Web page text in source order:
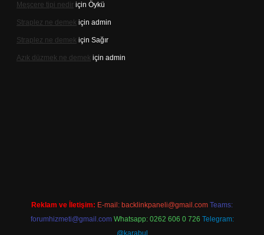
Meşcere tipi nedir için Öykü
Straplez ne demek için admin
Straplez ne demek için Sağır
Azık düzmek ne demek için admin
Reklam ve İletişim: E-mail: backlinkpaneli@gmail.com Teams:
forumhizmeti@gmail.com Whatsapp: 0262 606 0 726 Telegram:
@karabul